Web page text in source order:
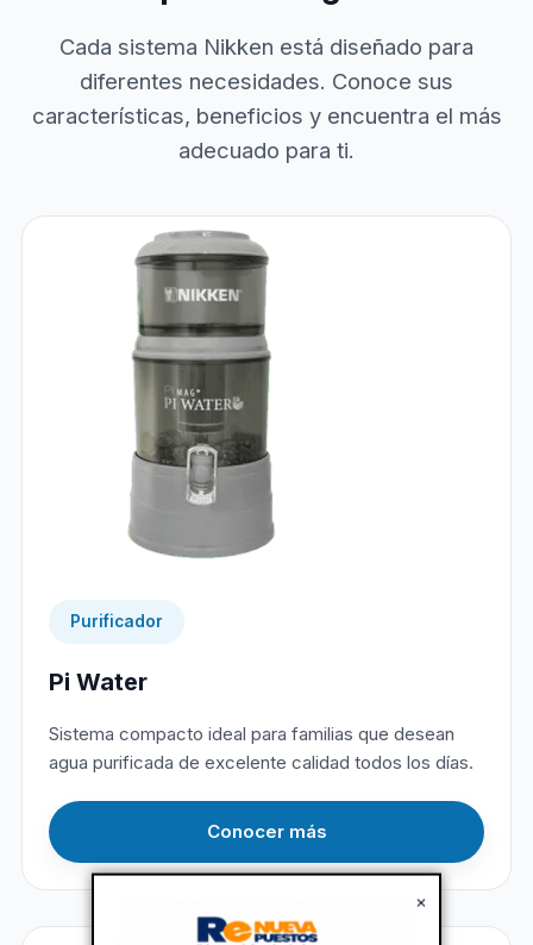
×
Cada sistema Nikken está diseñado para
diferentes necesidades. Conoce sus
características, beneficios y encuentra el más
adecuado para ti.
Purificador
Pi Water
Sistema compacto ideal para familias que desean
agua purificada de excelente calidad todos los días.
Conocer más